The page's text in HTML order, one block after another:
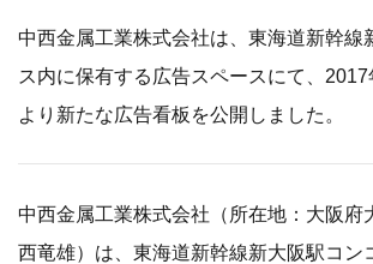
中西金属工業株式会社は、東海道新幹線
ス内に保有する広告スペースにて、2017
より新たな広告看板を公開しました。
中西金属工業株式会社（所在地：大阪府
西竜雄）は、東海道新幹線新大阪駅コン